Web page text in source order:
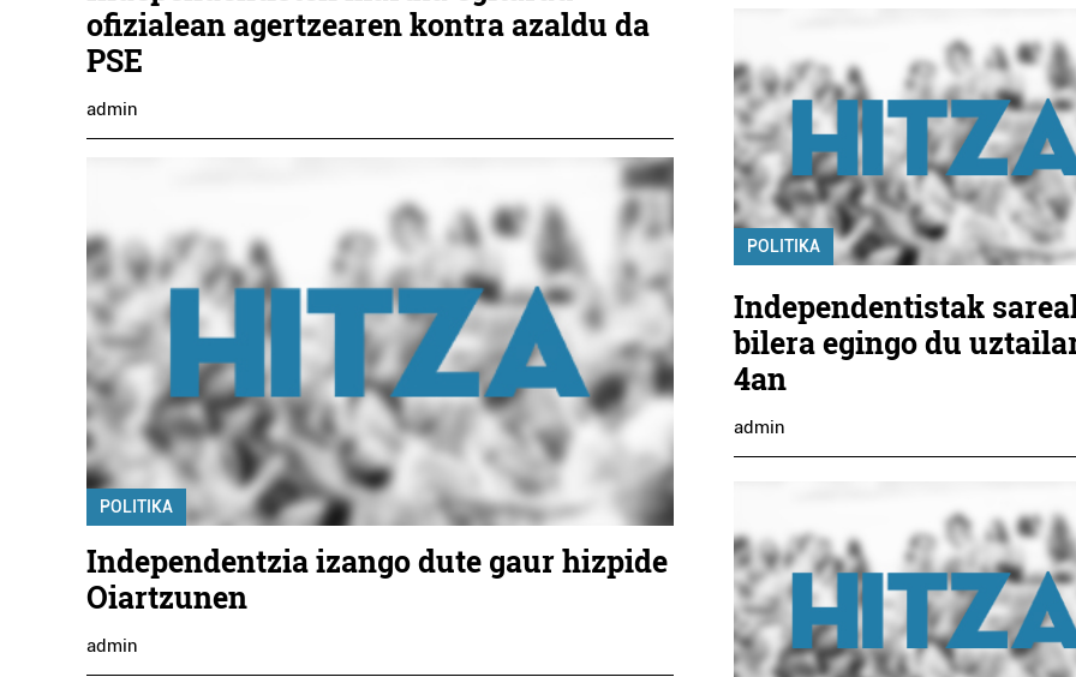
ofizialean agertzearen kontra azaldu da
PSE
admin
POLITIKA
Independentzia izango dute gaur hizpide
Oiartzunen
admin
POLITIKA
Independentistak
bilera egingo du
4an
admin